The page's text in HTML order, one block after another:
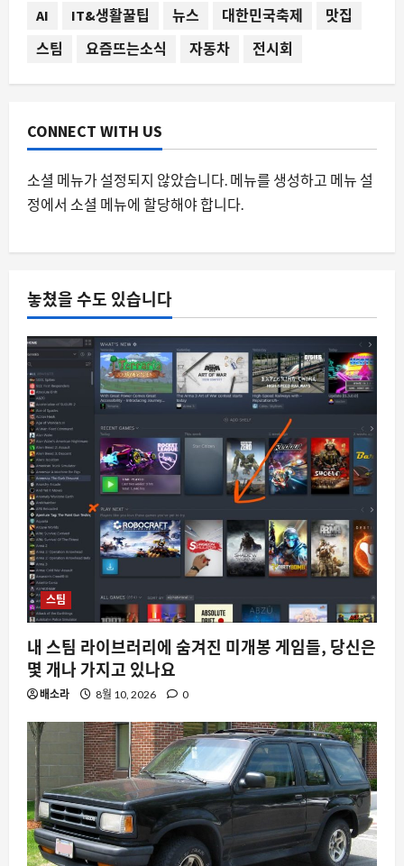
요즘뜨는소식
심 폭발로 세제 손보기
한성자동차 스타 트레이닝 1차 수료, 왜
서비스 품질의 새로운 기준이 되는가
5
영하 30도도 거뜬한 난방, 삼성전자가 미
국 국립연구소와 손잡고 만든 차세대 기
술의 비밀
8월 10, 2026 0
AI IT&생활꿀팁 뉴스 대한민국축제
맛집
스팀
요즘뜨는소식 자동차 전시회
CONNECT WITH US
소셜 메뉴가 설정되지 않았습니다. 메뉴를 생성하고 메뉴 설
정에서 소셜 메뉴에 할당해야 합니다.
놓쳤을 수도 있습니다
스팀
내 스팀 라이브러리에 숨겨진 미개봉 게임들, 당신은
몇 개나 가지고 있나요
배소라 8월 10, 2026 0